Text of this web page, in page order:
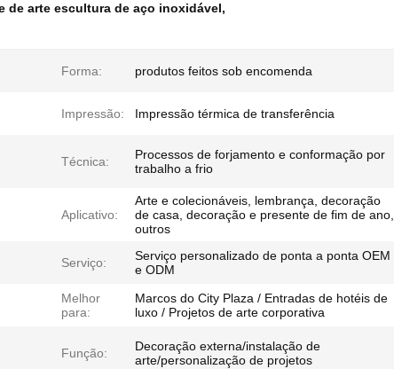
de arte escultura de aço inoxidável,
Forma: produtos feitos sob encomenda
Impressão: Impressão térmica de transferência
Técnica:
Processos de forjamento e conformação por
trabalho a frio
Aplicativo:
Arte e colecionáveis, lembrança, decoração
de casa, decoração e presente de fim de ano,
outros
Serviço:
Serviço personalizado de ponta a ponta OEM
e ODM
Melhor
para:
Marcos do City Plaza / Entradas de hotéis de
luxo / Projetos de arte corporativa
Função:
Decoração externa/instalação de
arte/personalização de projetos